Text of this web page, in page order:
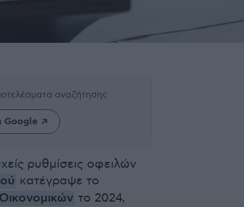
αναζήτησης
Google
ρυθμίσεις οφειλών
κατέγραψε το
Οικονομικών το 2024,